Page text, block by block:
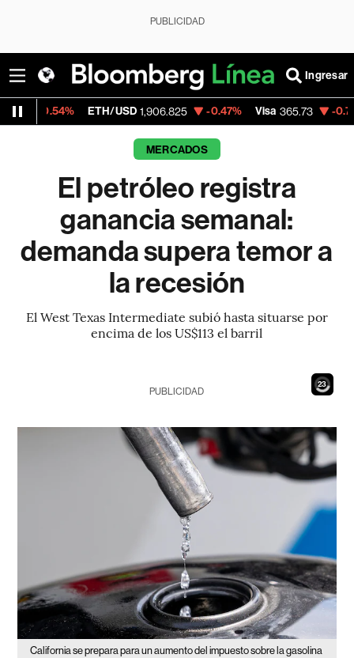
PUBLICIDAD
Ingresar
ETH/USD 1,906.825 -0.47% Visa 365.73 -0.76%
MERCADOS
El petróleo registra
ganancia semanal:
demanda supera temor a
la recesión
El West Texas Intermediate subió hasta situarse por
encima de los US$113 el barril
21
PUBLICIDAD
California se prepara para un aumento del impuesto sobre la gasolina